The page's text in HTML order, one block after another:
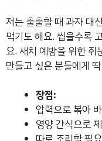
저는 출출할 때 과자 대
먹기도 해요. 씹을수록
요. 새치 예방을 위한 쥐
만들고 싶은 분들에게
장점:
압력으로 볶아
영양 간식으로